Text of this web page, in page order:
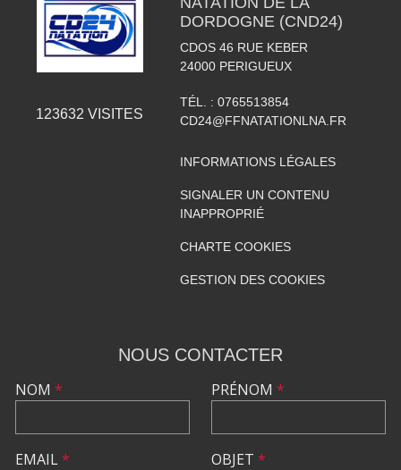
123632 VISITES
DORDOGNE (CND24)
CDOS 46 RUE KEBER
24000 PERIGUEUX
TÉL. : 0765513854
CD24@FFNATATIONLNA.FR
INFORMATIONS LÉGALES
SIGNALER UN CONTENU
INAPPROPRIÉ
CHARTE COOKIES
GESTION DES COOKIES
NOUS CONTACTER
NOM *
EMAIL*
PRÉNOM *
OBJET *